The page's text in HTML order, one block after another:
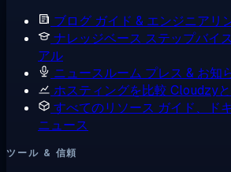
ブログ ガイド & エンジニアリ
ナレッジベース ステップバイ
アル
ニュースルーム プレス & お知
ホスティングを比較 Cloudzy
すべてのリソース ガイド、ド
ニュース
ツール & 信頼